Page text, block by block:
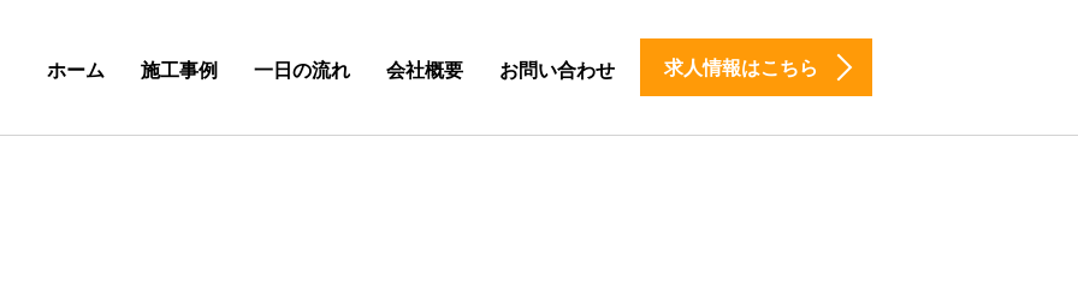
ホーム 施工事例 一日の流れ 会社概要 お問い合わせ 求人情報はこちら